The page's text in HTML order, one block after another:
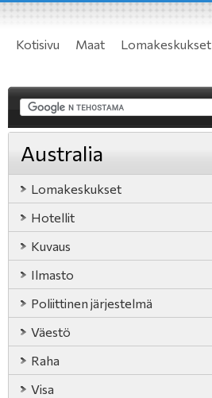
Kotisivu Maat Lomakeskukset
Australia
Lomakeskukset
Hotellit
Kuvaus
Ilmasto
Poliittinen järjestelmä
Väestö
Raha
Visa